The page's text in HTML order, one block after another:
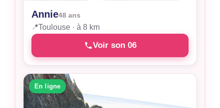
Annie48 ans
📍Toulouse · à 8 km
Voir son 06
En ligne